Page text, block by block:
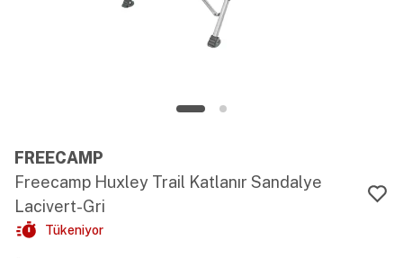
FREECAMP
Freecamp Huxley Trail Katlanır Sandalye
Lacivert-Gri
Tükeniyor